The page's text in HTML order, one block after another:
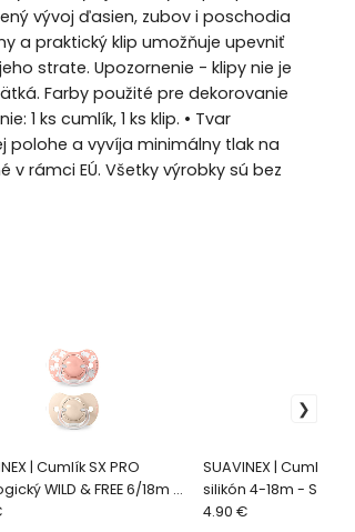
vývoj ďasien, zubov i poschodia
a praktický klip umožňuje upevniť
strate. Upozornenie - klipy nie je
Farby použité pre dekorovanie
1 ks cumlík, 1 ks klip. • Tvar
a vyvíja minimálny tlak na
rámci EÚ. Všetky výrobky sú bez
| Cumlík SX PRO
WILD & FREE 6/18m 2
SUAVINEX | Cumlík
silikón 4-18m -
4.90 €